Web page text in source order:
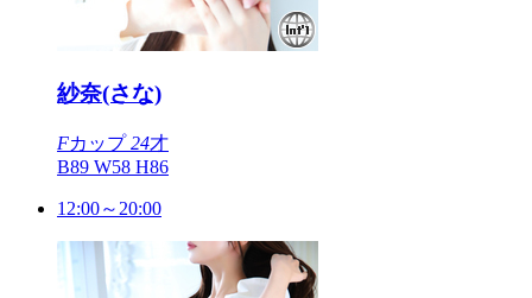
紗奈(さな)
Fカップ24才
B89 W58 H86
12:00～20:00